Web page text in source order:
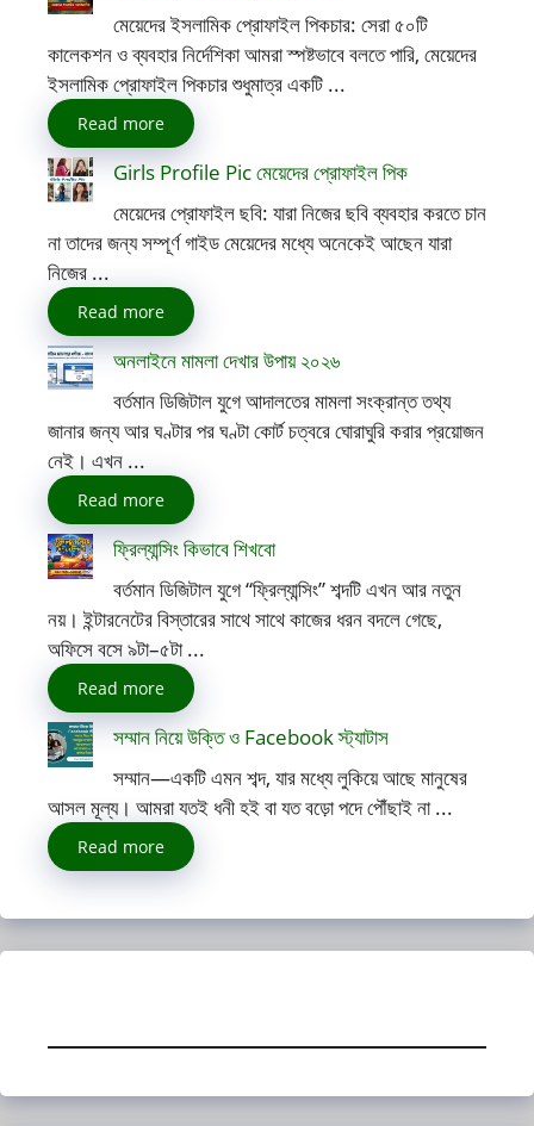
মেয়েদের ইসলামিক প্রোফাইল পিকচার: সেরা ৫০টি
কালেকশন ও ব্যবহার নির্দেশিকা আমরা স্পষ্টভাবে বলতে পারি, মেয়েদের
ইসলামিক প্রোফাইল পিকচার শুধুমাত্র একটি ...
Read more
Girls Profile Pic মেয়েদের প্রোফাইল পিক
মেয়েদের প্রোফাইল ছবি: যারা নিজের ছবি ব্যবহার করতে চান
না তাদের জন্য সম্পূর্ণ গাইড মেয়েদের মধ্যে অনেকেই আছেন যারা
নিজের ...
Read more
অনলাইনে মামলা দেখার উপায় ২০২৬
বর্তমান ডিজিটাল যুগে আদালতের মামলা সংক্রান্ত তথ্য
জানার জন্য আর ঘণ্টার পর ঘণ্টা কোর্ট চত্বরে ঘোরাঘুরি করার প্রয়োজন
নেই। এখন ...
Read more
ফ্রিল্যান্সিং কিভাবে শিখবো
বর্তমান ডিজিটাল যুগে “ফ্রিল্যান্সিং” শব্দটি এখন আর নতুন
নয়। ইন্টারনেটের বিস্তারের সাথে সাথে কাজের ধরন বদলে গেছে,
অফিসে বসে ৯টা–৫টা ...
Read more
সম্মান নিয়ে উক্তি ও Facebook স্ট্যাটাস
সম্মান—একটি এমন শব্দ, যার মধ্যে লুকিয়ে আছে মানুষের
আসল মূল্য। আমরা যতই ধনী হই বা যত বড়ো পদে পৌঁছাই না ...
Read more